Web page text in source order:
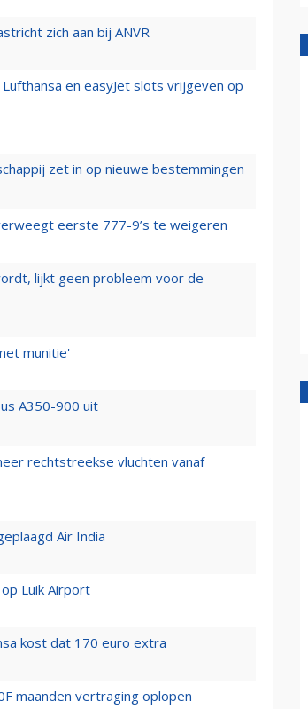
zich aan bij ANVR
en easyJet slots vrijgeven op
zet in op nieuwe bestemmingen
eerste 777-9’s te weigeren
lijkt geen probleem voor de
munitie'
A350-900 uit
rechtstreekse vluchten vanaf
Air India
Luik Airport
kost dat 170 euro extra
maanden vertraging oplopen